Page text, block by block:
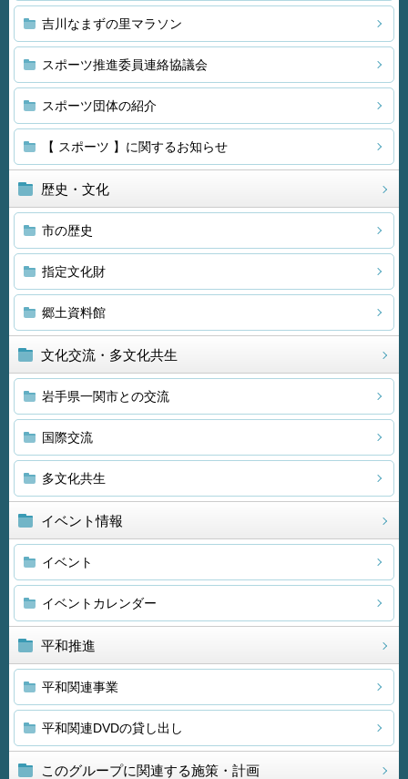
吉川なまずの里マラソン
スポーツ推進委員連絡協議会
スポーツ団体の紹介
【 スポーツ 】に関するお知らせ
歴史・文化
市の歴史
指定文化財
郷土資料館
文化交流・多文化共生
岩手県一関市との交流
国際交流
多文化共生
イベント情報
イベント
イベントカレンダー
平和推進
平和関連事業
平和関連DVDの貸し出し
このグループに関連する施策・計画